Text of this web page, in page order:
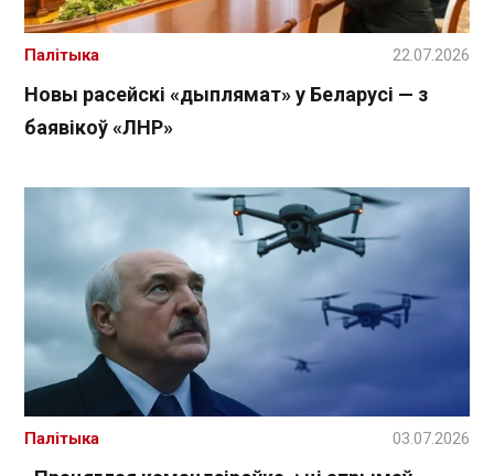
Новы расейскі «дыплямат» у Беларусі — з
баявікоў «ЛНР»
Палітыка 22.07.2026
Палітыка 03.07.2026